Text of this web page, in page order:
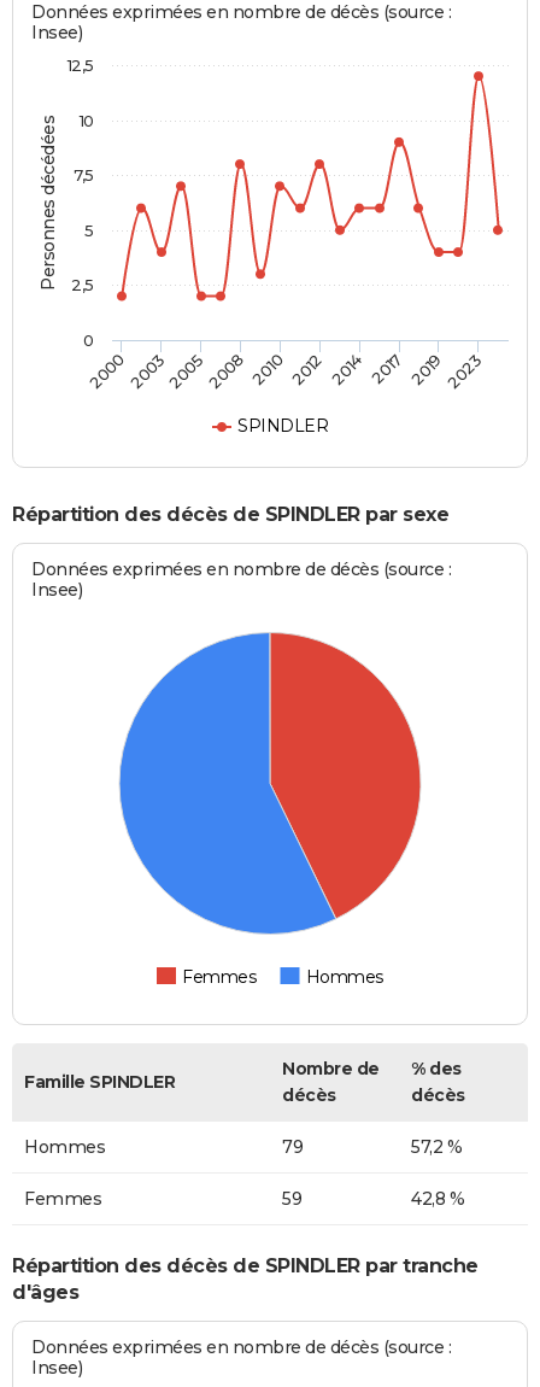
Personnes décédées
Données exprimées en nombre de décès (source :
Insee)
SPINDLER
2000200320052008 2010 2012 2014 2017 20192023
0
2,5
5
7,5
10
12,5
Répartition des décès de SPINDLER par sexe
Données exprimées en nombre de décès (source :
Insee)
Femmes Hommes
Famille SPINDLER
Nombre de
décès
% des
décès
Hommes 79 57,2 %
Femmes 59 42,8 %
Répartition des décès de SPINDLER par tranche
d'âges
Données exprimées en nombre de décès (source :
Insee)